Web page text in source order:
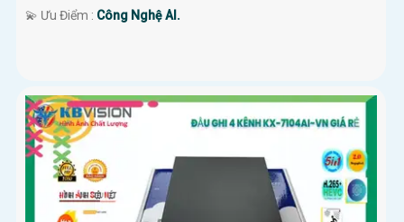
️💫 Ưu Điểm : Công Nghệ AI.